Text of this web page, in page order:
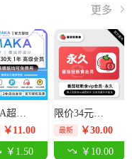
更多
MAKA超级会员3天-限价12.5元
￥ 11.00
￥1.50
限价34元番茄轻断食永久卡
最新 ￥30.00
￥10.00